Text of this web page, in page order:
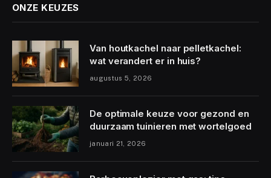
ONZE KEUZES
Van houtkachel naar pelletkachel:
wat verandert er in huis?
augustus 5, 2026
De optimale keuze voor gezond en
duurzaam tuinieren met wortelgoed
januari 21, 2026